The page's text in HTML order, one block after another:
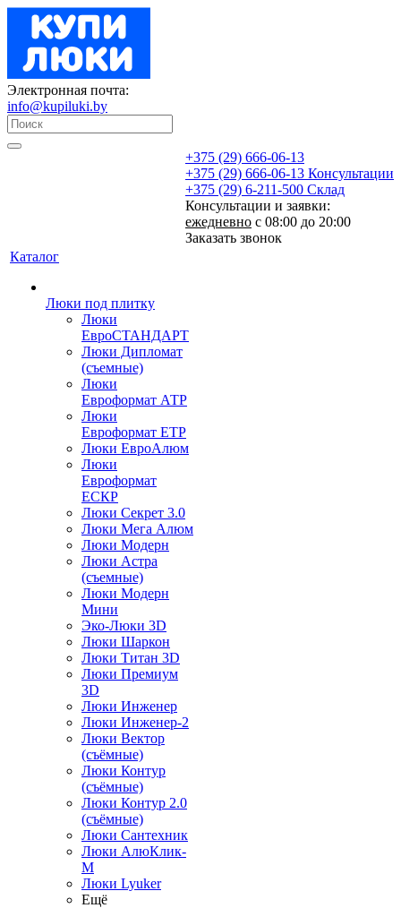
Электронная почта:
info@kupiluki.by
+375 (29) 666-06-13
+375 (29) 666-06-13 Консультации
+375 (29) 6-211-500 Склад
Консультации и заявки:
ежедневно с 08:00 до 20:00
Заказать звонок
Каталог
Люки под плитку
Люки
ЕвроСТАНДАРТ
Люки Дипломат
(съемные)
Люки
Евроформат АТР
Люки
Евроформат ЕТР
Люки ЕвроАлюм
Люки
Евроформат
ЕСКР
Люки Секрет 3.0
Люки Мега Алюм
Люки Модерн
Люки Астра
(съемные)
Люки Модерн
Мини
Эко-Люки 3D
Люки Шаркон
Люки Титан 3D
Люки Премиум
3D
Люки Инженер
Люки Инженер-2
Люки Вектор
(съёмные)
Люки Контур
(съёмные)
Люки Контур 2.0
(съёмные)
Люки Сантехник
Люки АлюКлик-
М
Люки Lyuker
Ещё